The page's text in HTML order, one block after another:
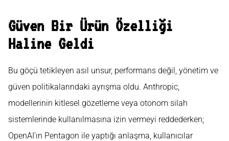
Güven Bir Ürün Özelliği
Haline Geldi
Bu göçü tetikleyen asıl unsur, performans değil, yönetim ve
güven politikalarındaki ayrışma oldu. Anthropic,
modellerinin kitlesel gözetleme veya otonom silah
sistemlerinde kullanılmasına izin vermeyi reddederken;
OpenAI’ın Pentagon ile yaptığı anlaşma, kullanıcılar